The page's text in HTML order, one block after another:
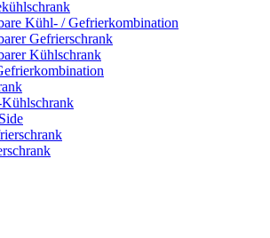
Kühl- / Gefrierkombination
Gefrierschrank
Kühlschrank